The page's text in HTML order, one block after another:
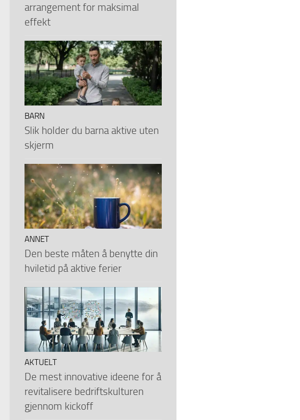
arrangement for maksimal
effekt
BARN
Slik holder du barna aktive uten
skjerm
ANNET
Den beste måten å benytte din
hviletid på aktive ferier
AKTUELT
De mest innovative ideene for å
revitalisere bedriftskulturen
gjennom kickoff